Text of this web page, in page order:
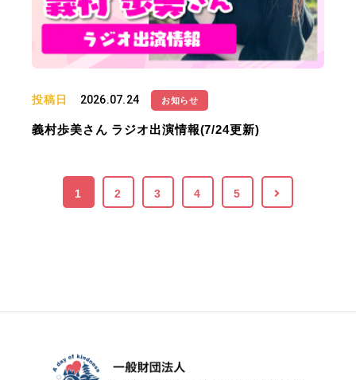
投稿日 2026.07.24 お知らせ
義村歩美さん ラジオ出演情報(7/24更新)
1 2 3 4 5